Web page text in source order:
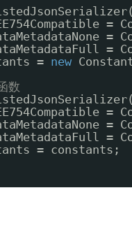
=
=
=
= new
数
=
=
=
= constants;